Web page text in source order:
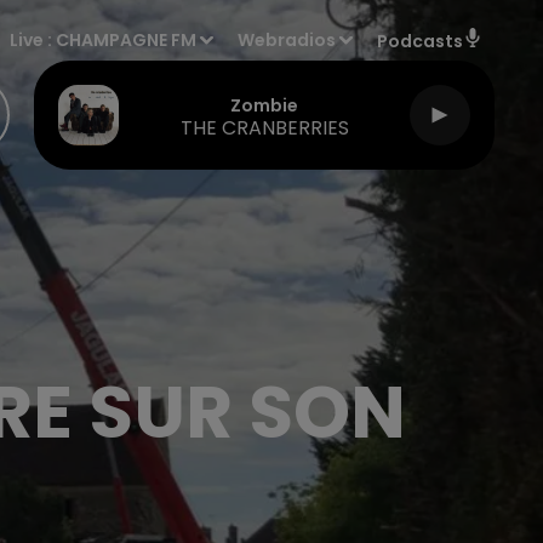
Live : CHAMPAGNE FM Webradios Podcasts
Zombie
THE CRANBERRIES
SUR SON